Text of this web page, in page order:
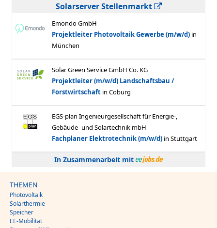
Solarserver Stellenmarkt
In Zusammenarbeit mit
THEMEN
Photovoltaik
Solarthermie
Speicher
EE-Mobilität